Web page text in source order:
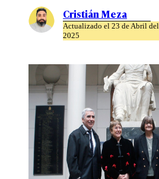
Cristián Meza
Actualizado el 23 de Abril del
2025